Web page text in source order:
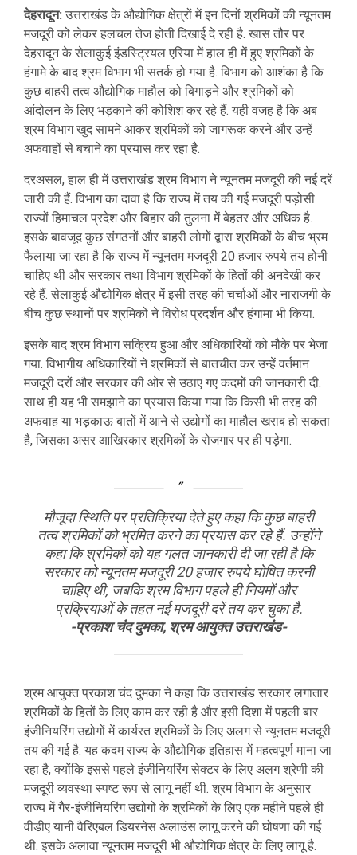
देहरादून: उत्तराखंड के औद्योगिक क्षेत्रों में इन दिनों श्रमिकों की न्यूनतम
मजदूरी को लेकर हलचल तेज होती दिखाई दे रही है. खास तौर पर
देहरादून के सेलाकुई इंडस्ट्रियल एरिया में हाल ही में हुए श्रमिकों के
हंगामे के बाद श्रम विभाग भी सतर्क हो गया है. विभाग को आशंका है कि
कुछ बाहरी तत्व औद्योगिक माहौल को बिगाड़ने और श्रमिकों को
आंदोलन के लिए भड़काने की कोशिश कर रहे हैं. यही वजह है कि अब
श्रम विभाग खुद सामने आकर श्रमिकों को जागरूक करने और उन्हें
अफवाहों से बचाने का प्रयास कर रहा है.
दरअसल, हाल ही में उत्तराखंड श्रम विभाग ने न्यूनतम मजदूरी की नई दरें
जारी की हैं. विभाग का दावा है कि राज्य में तय की गई मजदूरी पड़ोसी
राज्यों हिमाचल प्रदेश और बिहार की तुलना में बेहतर और अधिक है.
इसके बावजूद कुछ संगठनों और बाहरी लोगों द्वारा श्रमिकों के बीच भ्रम
फैलाया जा रहा है कि राज्य में न्यूनतम मजदूरी 20 हजार रुपये तय होनी
चाहिए थी और सरकार तथा विभाग श्रमिकों के हितों की अनदेखी कर
रहे हैं. सेलाकुई औद्योगिक क्षेत्र में इसी तरह की चर्चाओं और नाराजगी के
बीच कुछ स्थानों पर श्रमिकों ने विरोध प्रदर्शन और हंगामा भी किया.
इसके बाद श्रम विभाग सक्रिय हुआ और अधिकारियों को मौके पर भेजा
गया. विभागीय अधिकारियों ने श्रमिकों से बातचीत कर उन्हें वर्तमान
मजदूरी दरों और सरकार की ओर से उठाए गए कदमों की जानकारी दी.
साथ ही यह भी समझाने का प्रयास किया गया कि किसी भी तरह की
अफवाह या भड़काऊ बातों में आने से उद्योगों का माहौल खराब हो सकता
है, जिसका असर आखिरकार श्रमिकों के रोजगार पर ही पड़ेगा.
मौजूदा स्थिति पर प्रतिक्रिया देते हुए कहा कि कुछ बाहरी
तत्व श्रमिकों को भ्रमित करने का प्रयास कर रहे हैं. उन्होंने
कहा कि श्रमिकों को यह गलत जानकारी दी जा रही है कि
सरकार को न्यूनतम मजदूरी 20 हजार रुपये घोषित करनी
चाहिए थी, जबकि श्रम विभाग पहले ही नियमों और
प्रक्रियाओं के तहत नई मजदूरी दरें तय कर चुका है.
-प्रकाश चंद दुमका, श्रम आयुक्त उत्तराखंड-
श्रम आयुक्त प्रकाश चंद दुमका ने कहा कि उत्तराखंड सरकार लगातार
श्रमिकों के हितों के लिए काम कर रही है और इसी दिशा में पहली बार
इंजीनियरिंग उद्योगों में कार्यरत श्रमिकों के लिए अलग से न्यूनतम मजदूरी
तय की गई है. यह कदम राज्य के औद्योगिक इतिहास में महत्वपूर्ण माना जा
रहा है, क्योंकि इससे पहले इंजीनियरिंग सेक्टर के लिए अलग श्रेणी की
मजदूरी व्यवस्था स्पष्ट रूप से लागू नहीं थी. श्रम विभाग के अनुसार
राज्य में गैर-इंजीनियरिंग उद्योगों के श्रमिकों के लिए एक महीने पहले ही
वीडीए यानी वैरिएबल डियरनेस अलाउंस लागू करने की घोषणा की गई
थी. इसके अलावा न्यूनतम मजदूरी भी औद्योगिक क्षेत्र के लिए लागू है.